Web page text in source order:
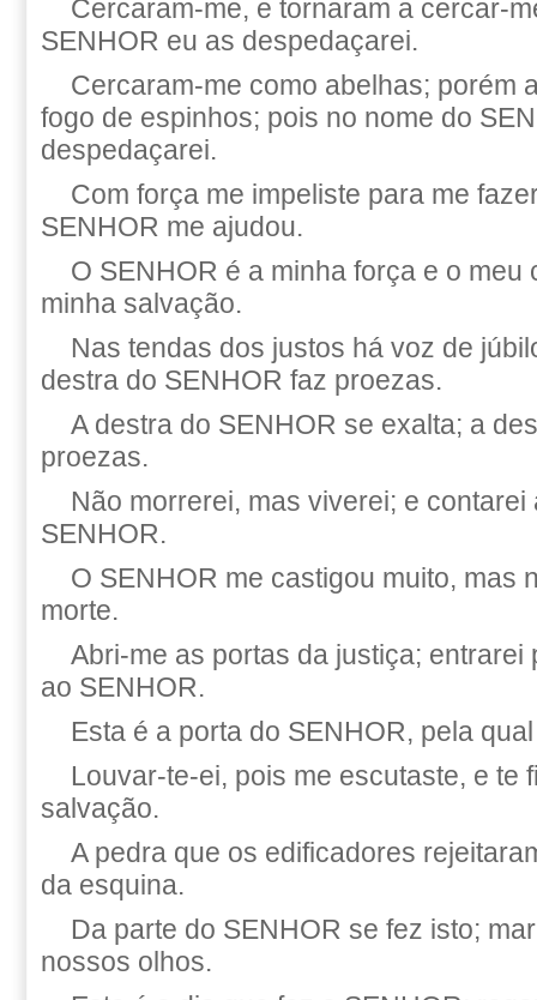
Cercaram-me, e tornaram a cercar-
SENHOR eu as despedaçarei.
Cercaram-me como abelhas; porém
fogo de espinhos; pois no nome do
despedaçarei.
Com força me impeliste para me
SENHOR me ajudou.
O SENHOR é a minha força e o meu
minha salvação.
Nas tendas dos justos há voz de
destra do SENHOR faz proezas.
A destra do SENHOR se exalta; a
proezas.
Não morrerei, mas viverei; e contarei
SENHOR.
O SENHOR me castigou muito, mas
morte.
Abri-me as portas da justiça; entrarei
ao SENHOR.
Esta é a porta do SENHOR, pela
Louvar-te-ei, pois me escutaste, e te
salvação.
A pedra que os edificadores
da esquina.
Da parte do SENHOR se fez isto;
nossos olhos.